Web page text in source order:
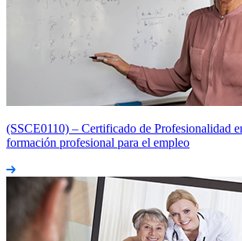
(SSCE0110) – Certificado de Profesionalidad
formación profesional para el empleo